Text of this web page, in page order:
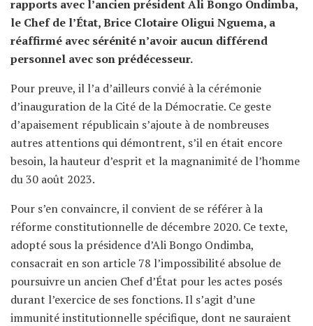
rapports avec l’ancien président Ali Bongo Ondimba,
le Chef de l’État, Brice Clotaire Oligui Nguema, a
réaffirmé avec sérénité n’avoir aucun différend
personnel avec son prédécesseur.
Pour preuve, il l’a d’ailleurs convié à la cérémonie
d’inauguration de la Cité de la Démocratie. Ce geste
d’apaisement républicain s’ajoute à de nombreuses
autres attentions qui démontrent, s’il en était encore
besoin, la hauteur d’esprit et la magnanimité de l’homme
du 30 août 2023.
Pour s’en convaincre, il convient de se référer à la
réforme constitutionnelle de décembre 2020. Ce texte,
adopté sous la présidence d’Ali Bongo Ondimba,
consacrait en son article 78 l’impossibilité absolue de
poursuivre un ancien Chef d’État pour les actes posés
durant l’exercice de ses fonctions. Il s’agit d’une
immunité institutionnelle spécifique, dont ne sauraient